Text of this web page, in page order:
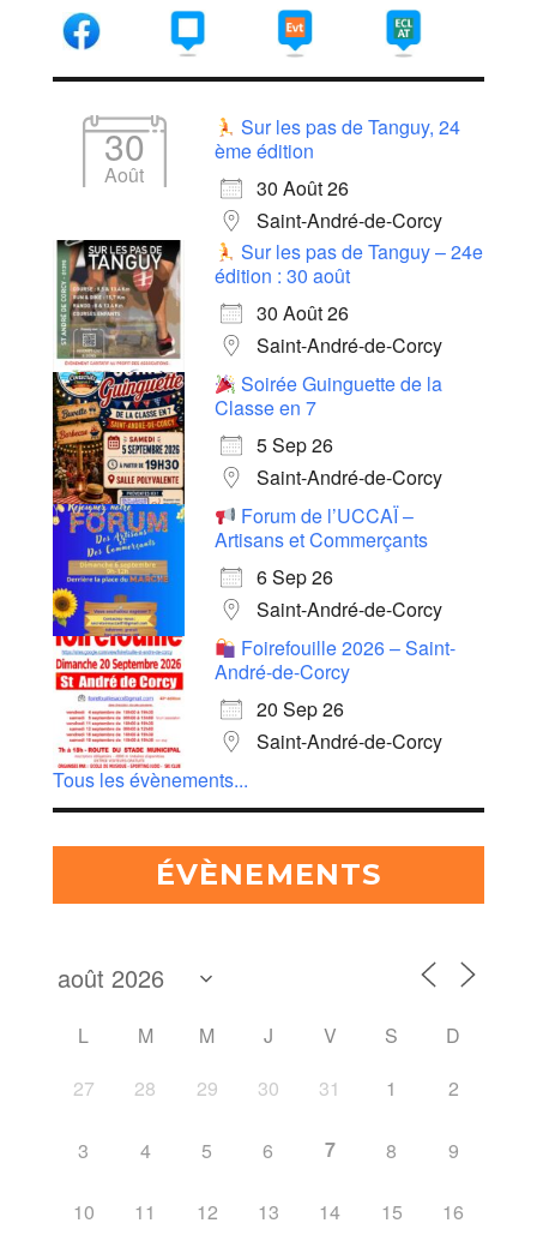
30
Août
Sur les pas de Tanguy, 24
ème édition
30 Août 26
Saint-André-de-Corcy
Sur les pas de Tanguy – 24e
édition : 30 août
30 Août 26
Saint-André-de-Corcy
Soirée Guinguette de la
Classe en 7
5 Sep 26
Saint-André-de-Corcy
Forum de l’UCCAÏ –
Artisans et Commerçants
6 Sep 26
Saint-André-de-Corcy
Foirefouille 2026 – Saint-
André-de-Corcy
20 Sep 26
Saint-André-de-Corcy
Tous les évènements...
ÉVÈNEMENTS
L M M J V S
D
27
28 29 30 31 1 2
3 4 5 6 7 8 9
10 11 12 13 14 15 16